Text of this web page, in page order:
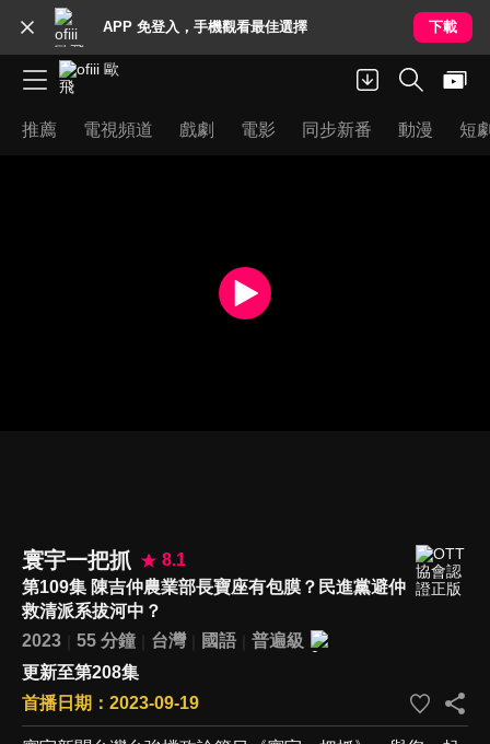
APP 免登入，手機觀看最佳選擇 下載
推薦 電視頻道 戲劇 電影 同步新番 動漫 短
寰宇一把抓
8.1
第109集 陳吉仲農業部長寶座有包膜？民進黨避仲
救清派系拔河中？
2023
55 分鐘 台灣 國語
普遍級
更新至第208集
首播日期：2023-09-19